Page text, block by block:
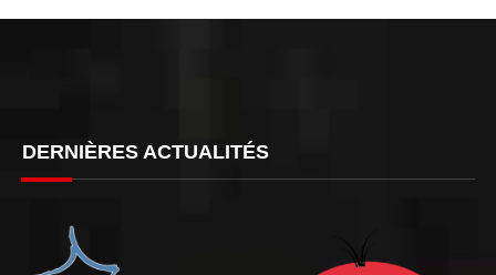
DERNIÈRES ACTUALITÉS